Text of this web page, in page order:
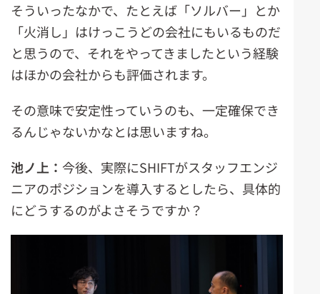
そういったなかで、たとえば「ソルバー」とか
「火消し」はけっこうどの会社にもいるものだ
と思うので、それをやってきましたという経験
はほかの会社からも評価されます。
その意味で安定性っていうのも、一定確保でき
るんじゃないかなとは思いますね。
池ノ上： 今後、実際にSHIFTがスタッフエンジ
ニアのポジションを導入するとしたら、具体的
にどうするのがよさそうですか？